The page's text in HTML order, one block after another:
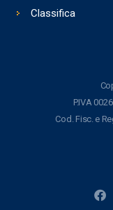
Classifica
P.IVA
Cod. Fisc. e